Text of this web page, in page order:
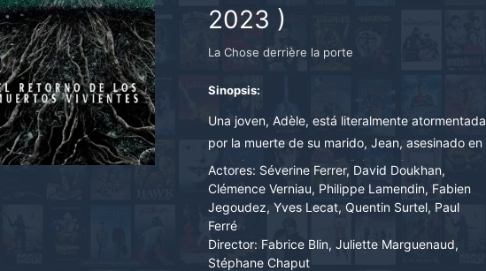
2023 )
La Chose derrière la porte
Sinopsis:
Una joven, Adèle, está literalmente atormentada
por la muerte de su marido, Jean, asesinado en
una trinchera durante la Primera Guerra
Mundial. Desesperada e incapaz de afrontar
esta trágica pérdida, Adèle recurre a la magia
negra con la esperanza de recuperar a su
amante.
Actores: Séverine Ferrer, David Doukhan,
Clémence Verniau, Philippe Lamendin, Fabien
Jegoudez, Yves Lecat, Quentin Surtel, Paul
Ferré
Director: Fabrice Blin, Juliette Marguenaud,
Stéphane Chaput